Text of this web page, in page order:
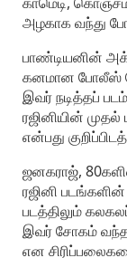
அழகாக வந்து
பாண்டியனின்
கனமான போலீஸ்
இவர் நடித்தப்
ரஜினியின் முதல்
என்பது
ஜனகராஜ்,
ரஜினி
படத்திலும்
இவர் சோகம்
என